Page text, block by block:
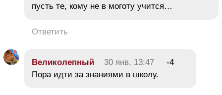
пусть те, кому не в моготу учится…
Ответить
Великолепный 30 янв, 13:47
-4
Пора идти за знаниями в школу.